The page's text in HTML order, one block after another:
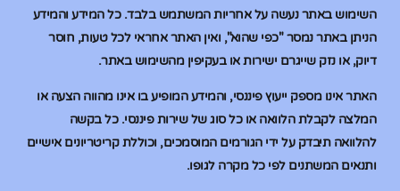
השימוש באתר נעשה על אחריות המשתמש בלבד. כל המידע והמידע
הניתן באתר נמסר "כפי שהוא", ואין האתר אחראי לכל טעות, חוסר
דיוק, או נזק שייגרם ישירות או בעקיפין מהשימוש באתר.
האתר אינו מספק ייעוץ פיננסי, והמידע המופיע בו אינו מהווה הצעה או
המלצה לקבלת הלוואה או כל סוג של שירות פיננסי. כל בקשה
להלוואה תיבדק על ידי הגורמים המוסמכים, וכוללת קריטריונים אישיים
ותנאים המשתנים לפי כל מקרה לגופו.